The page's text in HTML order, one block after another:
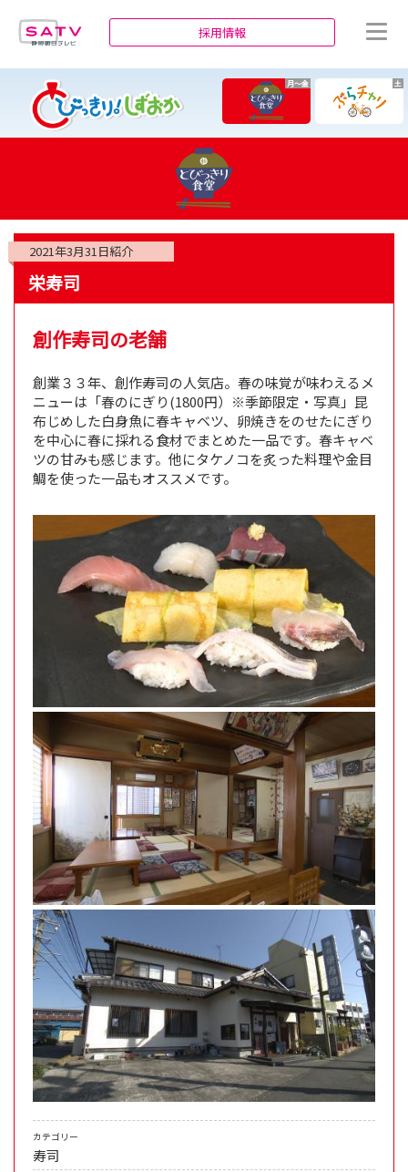
採用情報
月～金 土
2021年3月31日紹介
栄寿司
創作寿司の老舗
創業３３年、創作寿司の人気店。春の味覚が味わえるメ
ニューは「春のにぎり(1800円）※季節限定・写真」昆
布じめした白身魚に春キャベツ、卵焼きをのせたにぎり
を中心に春に採れる食材でまとめた一品です。春キャベ
ツの甘みも感じます。他にタケノコを炙った料理や金目
鯛を使った一品もオススメです。
カテゴリー
寿司